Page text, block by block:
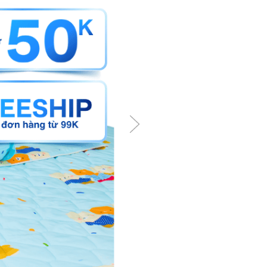
Chú ý đến các tem
là với vải bông...
như các yêu tố khác